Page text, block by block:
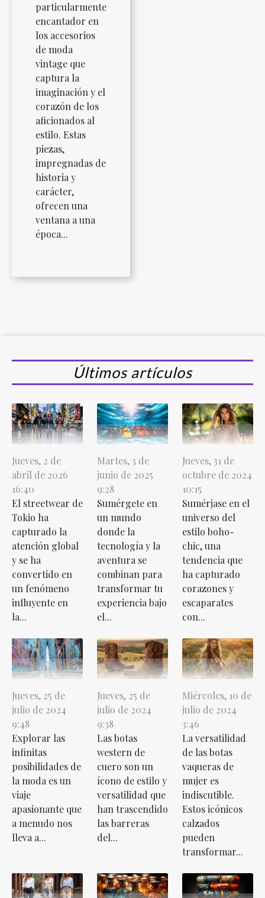
particularmente
encantador en
los accesorios
de moda
vintage que
captura la
imaginación y el
corazón de los
aficionados al
estilo. Estas
piezas,
impregnadas de
historia y
carácter,
ofrecen una
ventana a una
época...
Últimos artículos
Jueves, 2 de
abril de 2026
16:40
El streetwear de
Tokio ha
capturado la
atención global
y se ha
convertido en
un fenómeno
influyente en
la...
Martes, 3 de
junio de 2025
9:28
Sumérgete en
un mundo
donde la
tecnología y la
aventura se
combinan para
transformar tu
experiencia bajo
el...
Jueves, 31 de
octubre de 2024
10:15
Sumérjase en el
universo del
estilo boho-
chic, una
tendencia que
ha capturado
corazones y
escaparates
con...
Jueves, 25 de
julio de 2024
9:48
Explorar las
infinitas
posibilidades de
la moda es un
viaje
apasionante que
a menudo nos
lleva a...
Jueves, 25 de
julio de 2024
9:38
Las botas
western de
cuero son un
ícono de estilo y
versatilidad que
han trascendido
las barreras
del...
Miércoles, 10 de
julio de 2024
3:46
La versatilidad
de las botas
vaqueras de
mujer es
indiscutible.
Estos icónicos
calzados
pueden
transformar...